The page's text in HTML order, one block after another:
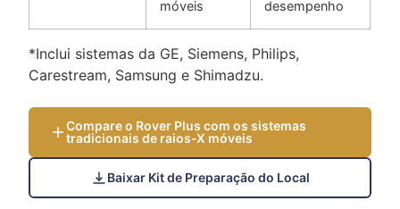
móveis
desempenho
*Inclui sistemas da GE, Siemens, Philips,
Carestream, Samsung e Shimadzu.
Compare o Rover Plus com os sistemas
tradicionais de raios-X móveis
Baixar Kit de Preparação do Local